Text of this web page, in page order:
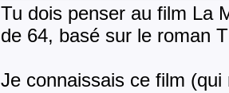
Tu dois penser au film La
de 64, basé sur le roman
Je connaissais ce film